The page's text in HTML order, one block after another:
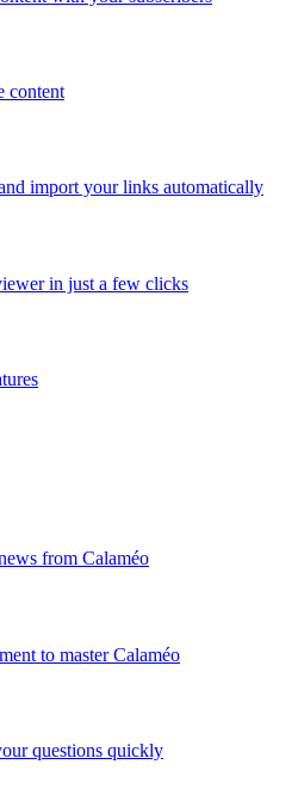
content
import your links automatically
in just a few clicks
from Calaméo
to master Calaméo
questions quickly